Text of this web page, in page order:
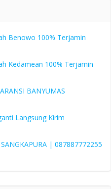
Benowo 100% Terjamin
Kedamean 100% Terjamin
BANYUMAS
Langsung Kirim
| 087887772255